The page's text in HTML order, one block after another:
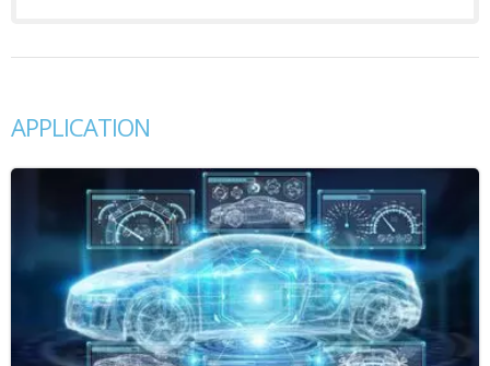
APPLICATION